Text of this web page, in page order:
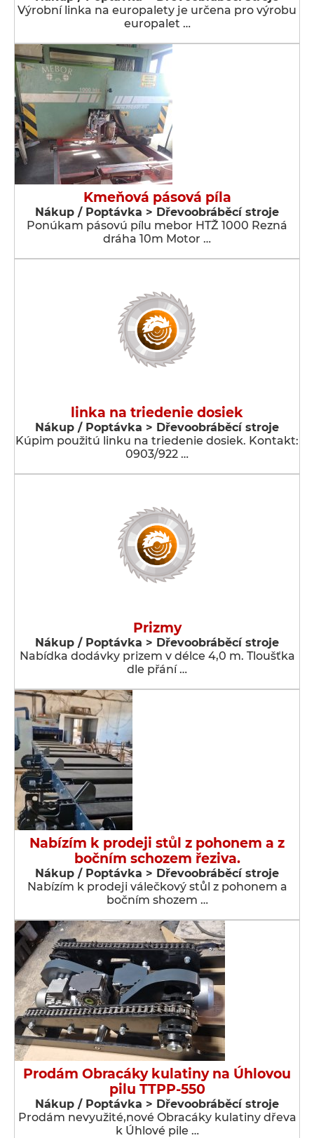
Výrobní linka na europalety je určena pro výrobu
europalet …
Kmeňová pásová píla
Nákup / Poptávka > Dřevoobráběcí stroje
Ponúkam pásovú pílu mebor HTŽ 1000 Rezná
dráha 10m Motor …
linka na triedenie dosiek
Nákup / Poptávka > Dřevoobráběcí stroje
Kúpim použitú linku na triedenie dosiek. Kontakt:
0903/922 …
Prizmy
Nákup / Poptávka > Dřevoobráběcí stroje
Nabídka dodávky prizem v délce 4,0 m. Tloušťka
dle přání …
Nabízím k prodeji stůl z pohonem a z
bočním schozem řeziva.
Nákup / Poptávka > Dřevoobráběcí stroje
Nabízím k prodeji válečkový stůl z pohonem a
bočním shozem …
Prodám Obracáky kulatiny na Úhlovou
pilu TTPP-550
Nákup / Poptávka > Dřevoobráběcí stroje
Prodám nevyužité,nové Obracáky kulatiny dřeva
k Úhlové pile …